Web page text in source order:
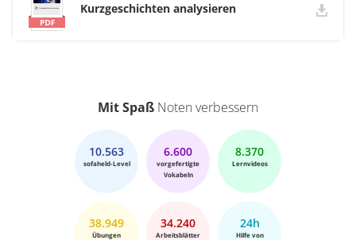
Kurzgeschichten analysieren
Mit Spaß Noten verbessern
10.563
sofaheld-Level
6.600
vorgefertigte
Vokabeln
8.370
Lernvideos
38.949
Übungen
34.240
Arbeitsblätter
24h
Hilfe von